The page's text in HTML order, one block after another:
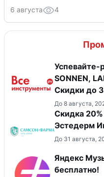
6 августа 4
Успевайте-
SONNEN,
Скидки до
До 8 августа,
Скидка
Эстедерм
До 31 августа,
Яндекс
бесплатно!